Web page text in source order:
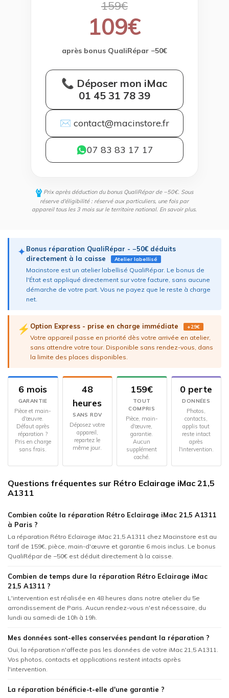
159€
109€
après bonus QualiRépar −50€
📞 Déposer mon iMac
01 45 31 78 39
✉ contact@macinstore.fr
07 83 83 17 17
Prix après déduction du bonus QualiRépar de −50€. Sous
réserve d'éligibilité : réservé aux particuliers, une fois par
appareil tous les 3 mois sur le territoire national. En savoir plus.
✦Bonus réparation QualiRépar - −50€ déduits
directement à la caisse
Atelier labellisé
Macinstore est un atelier labellisé QualiRépar. Le bonus de
l'État est appliqué directement sur votre facture, sans aucune
démarche de votre part. Vous ne payez que le reste à charge
net.
⚡ Option Express - prise en charge immédiate +29€
Votre appareil passe en priorité dès votre arrivée en atelier,
sans attendre votre tour. Disponible sans rendez-vous, dans
la limite des places disponibles.
6 mois
GARANTIE
Pièce et main-
d'œuvre.
Défaut après
réparation ?
Pris en charge
sans frais.
48
heures
SANS RDV
Déposez votre
appareil,
repartez le
même jour.
159€
TOUT
COMPRIS
Pièce, main-
d'œuvre,
garantie.
Aucun
supplément
caché.
0 perte
DONNÉES
Photos,
contacts,
applis tout
reste intact
après
l'intervention.
Questions fréquentes sur Rétro Eclairage iMac 21,5
A1311
Combien coûte la réparation Rétro Eclairage iMac 21,5 A1311
à Paris ?
La réparation Rétro Eclairage iMac 21,5 A1311 chez Macinstore est au
tarif de 159€, pièce, main-d'œuvre et garantie 6 mois inclus. Le bonus
QualiRépar de −50€ est déduit directement à la caisse.
Combien de temps dure la réparation Rétro Eclairage iMac
21,5 A1311 ?
L'intervention est réalisée en 48 heures dans notre atelier du 5e
arrondissement de Paris. Aucun rendez-vous n'est nécessaire, du
lundi au samedi de 10h à 19h.
Mes données sont-elles conservées pendant la réparation ?
Oui, la réparation n'affecte pas les données de votre iMac 21,5 A1311.
Vos photos, contacts et applications restent intacts après
l'intervention.
La réparation bénéficie-t-elle d'une garantie ?